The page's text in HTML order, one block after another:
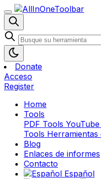
Donate
Acceso
Register
Home
Tools
PDF Tools
Tools Herramientas
Blog
Enlaces de informes
Contacto
Español